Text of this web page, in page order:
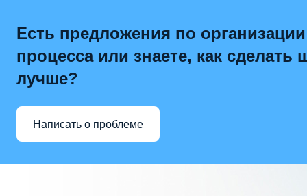
Есть предложения по
процесса или знаете, как сделать
лучше?
Написать о проблеме